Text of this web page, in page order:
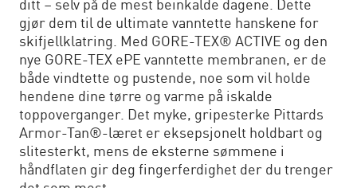
ditt – selv på de mest beinkalde dagene. Dette
gjør dem til de ultimate vanntette hanskene for
skifjellklatring. Med GORE-TEX® ACTIVE og den
nye GORE-TEX ePE vanntette membranen, er de
både vindtette og pustende, noe som vil holde
hendene dine tørre og varme på iskalde
toppoverganger. Det myke, gripesterke Pittards
Armor-Tan®-læret er eksepsjonelt holdbart og
slitesterkt, mens de eksterne sømmene i
håndflaten gir deg fingerferdighet der du trenger